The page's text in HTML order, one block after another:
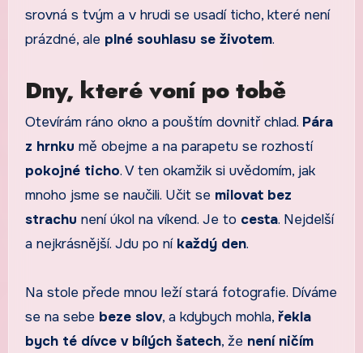
srovná s tvým a v hrudi se usadí ticho, které není
prázdné, ale plné souhlasu se životem.
Dny, které voní po tobě
Otevírám ráno okno a pouštím dovnitř chlad. Pára
z hrnku mě obejme a na parapetu se rozhostí
pokojné ticho. V ten okamžik si uvědomím, jak
mnoho jsme se naučili. Učit se milovat bez
strachu není úkol na víkend. Je to cesta. Nejdelší
a nejkrásnější. Jdu po ní každý den.
Na stole přede mnou leží stará fotografie. Díváme
se na sebe beze slov, a kdybych mohla, řekla
bych té dívce v bílých šatech, že není ničím